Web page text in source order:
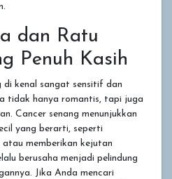
dan Ratu
Penuh Kasih
kenal sangat sensitif dan
tidak hanya romantis, tapi juga
Cancer senang menunjukkan
yang berarti, seperti
memberikan kejutan
berusaha menjadi pelindung
Jika Anda mencari